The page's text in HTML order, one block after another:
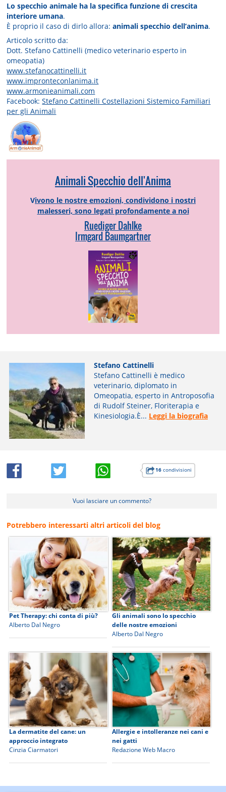
Lo specchio animale ha la specifica funzione di crescita
interiore umana.
È proprio il caso di dirlo allora:animali specchio dell’anima.
Articolo scritto da:
Dott. Stefano Cattinelli (medico veterinario esperto in
omeopatia)
www.stefanocattinelli.it
www.impronteconlanima.it
www.armonieanimali.com
Facebook:Stefano Cattinelli Costellazioni Sistemico Familiari
per gli Animali
Animali Specchio dell'Anima
Vivono le nostre emozioni, condividono i nostri
malesseri, sono legati profondamente a noi
Ruediger Dahlke
Irmgard Baumgartner
Stefano Cattinelli
Stefano Cattinelli è medico
veterinario, diplomato in
Omeopatia, esperto in Antroposofia
di Rudolf Steiner, Floriterapia e
Kinesiologia.È... Leggi la biografia
16condivisioni
Vuoi lasciare un commento?
Potrebbero interessarti altri articoli del blog
Pet Therapy: chi conta di più?
Alberto Dal Negro
Gli animali sono lo specchio
delle nostre emozioni
Alberto Dal Negro
La dermatite del cane: un
approccio integrato
Cinzia Ciarmatori
Allergie e intolleranze nei cani e
nei gatti
Redazione Web Macro